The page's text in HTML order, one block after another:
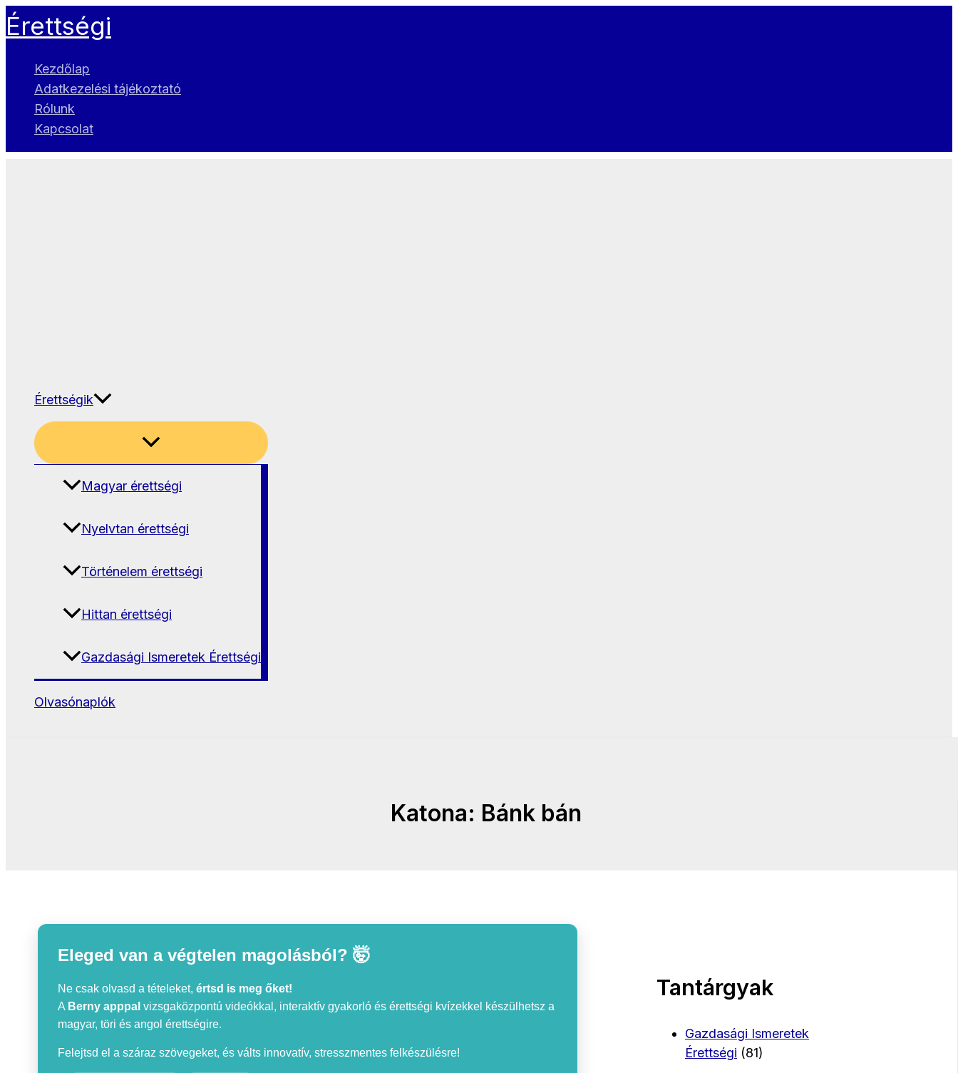
Skip
to
Érettségi
Kezdőlap
Adatkezelési tájékoztató
Rólunk
Kapcsolat
Érettségik
Magyar érettségi
Nyelvtan érettségi
Történelem érettségi
Hittan érettségi
Gazdasági Ismeretek Érettségi
Olvasónaplók
Katona: Bánk bán
Eleged van a végtelen magolásból? 🤯
Ne csak olvasd a tételeket, értsd is meg őket!
A Berny apppal vizsgaközpontú videókkal, interaktív gyakorló és érettségi kvízekkel készülhetsz a
magyar, töri és angol érettségire.
Felejtsd el a száraz szövegeket, és válts innovatív, stresszmentes felkészülésre!
Tantárgyak
Gazdasági Ismeretek
Érettségi (81)